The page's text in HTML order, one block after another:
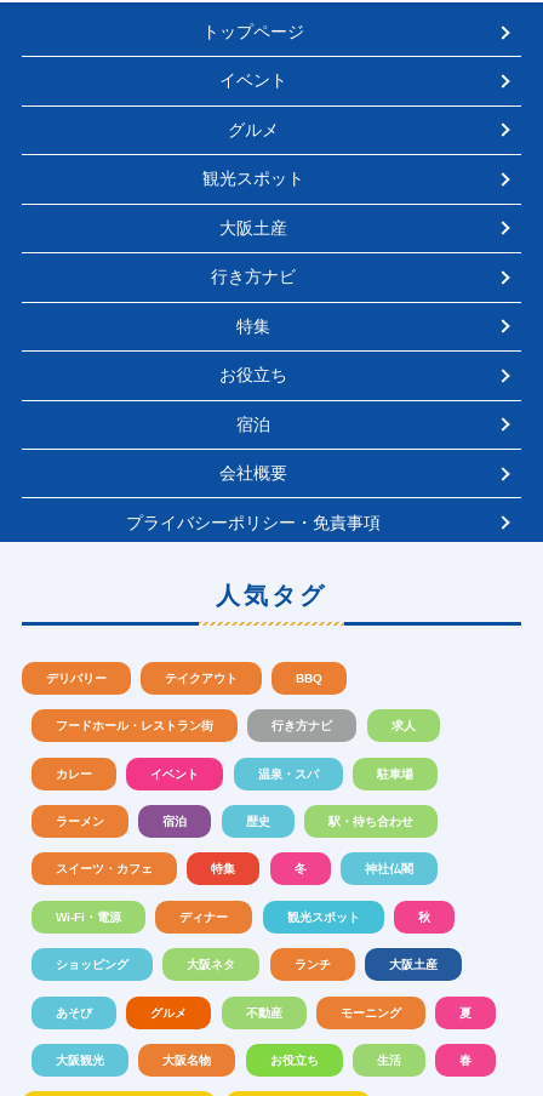
トップページ
イベント
グルメ
観光スポット
大阪土産
行き方ナビ
特集
お役立ち
宿泊
会社概要
プライバシーポリシー・免責事項
人気タグ
デリバリー テイクアウト BBQ
フードホール・レストラン街 行き方ナビ 求人
カレー イベント 温泉・スパ 駐車場
ラーメン 宿泊 歴史 駅・待ち合わせ
スイーツ・カフェ 特集 冬 神社仏閣
Wi-Fi・電源 ディナー 観光スポット 秋
ショッピング 大阪ネタ ランチ 大阪土産
あそび グルメ 不動産 モーニング 夏
大阪観光 大阪名物 お役立ち 生活 春